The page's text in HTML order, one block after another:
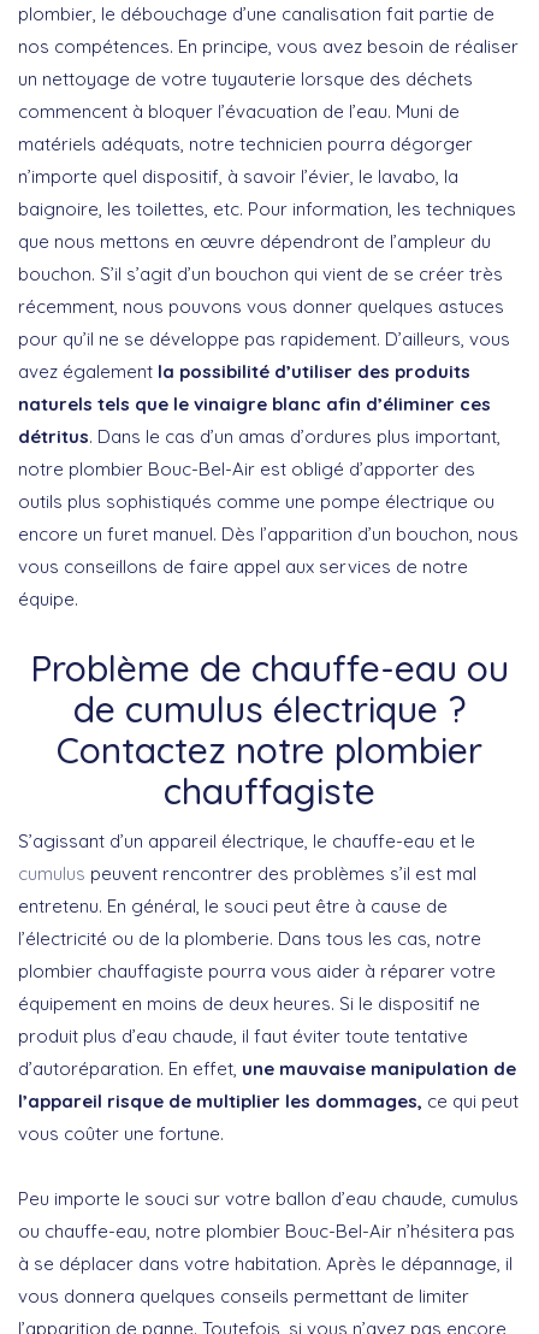
plombier, le débouchage d’une canalisation fait partie de
nos compétences. En principe, vous avez besoin de réaliser
un nettoyage de votre tuyauterie lorsque des déchets
commencent à bloquer l’évacuation de l’eau. Muni de
matériels adéquats, notre technicien pourra dégorger
n’importe quel dispositif, à savoir l’évier, le lavabo, la
baignoire, les toilettes, etc. Pour information, les techniques
que nous mettons en œuvre dépendront de l’ampleur du
bouchon. S’il s’agit d’un bouchon qui vient de se créer très
récemment, nous pouvons vous donner quelques astuces
pour qu’il ne se développe pas rapidement. D’ailleurs, vous
avez également la possibilité d’utiliser des produits
naturels tels que le vinaigre blanc afin d’éliminer ces
détritus. Dans le cas d’un amas d’ordures plus important,
notre plombier Bouc-Bel-Air est obligé d’apporter des
outils plus sophistiqués comme une pompe électrique ou
encore un furet manuel. Dès l’apparition d’un bouchon, nous
vous conseillons de faire appel aux services de notre
équipe.
Problème de chauffe-eau ou
de cumulus électrique ?
Contactez notre plombier
chauffagiste
S’agissant d’un appareil électrique, le chauffe-eau et le
cumulus peuvent rencontrer des problèmes s’il est mal
entretenu. En général, le souci peut être à cause de
l’électricité ou de la plomberie. Dans tous les cas, notre
plombier chauffagiste pourra vous aider à réparer votre
équipement en moins de deux heures. Si le dispositif ne
produit plus d’eau chaude, il faut éviter toute tentative
d’autoréparation. En effet, une mauvaise manipulation de
l’appareil risque de multiplier les dommages, ce qui peut
vous coûter une fortune.
Peu importe le souci sur votre ballon d’eau chaude, cumulus
ou chauffe-eau, notre plombier Bouc-Bel-Air n’hésitera pas
à se déplacer dans votre habitation. Après le dépannage, il
vous donnera quelques conseils permettant de limiter
l’apparition de panne. Toutefois, si vous n’avez pas encore